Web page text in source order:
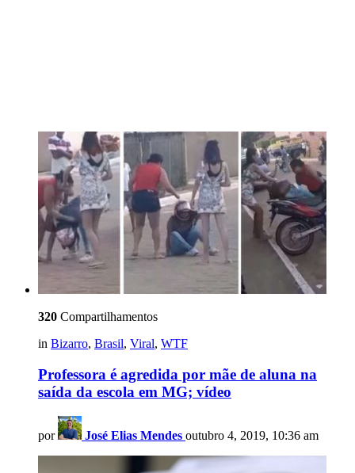
320 Compartilhamentos
in Bizarro, Brasil, Viral, WTF
Professora é agredida por mãe de aluna na
saída da escola em MG; vídeo
por José Elias Mendes outubro 4, 2019, 10:36 am